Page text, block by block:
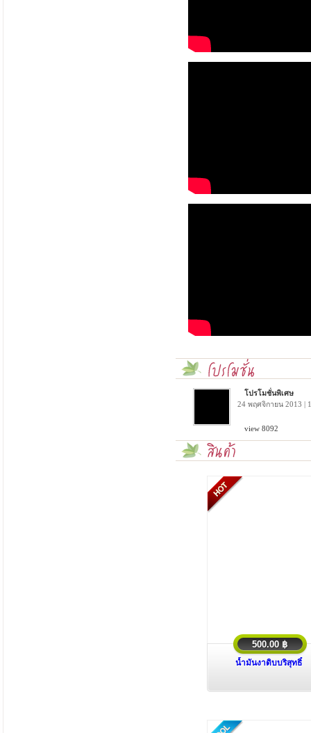
โปรโมชั่นพิเศษ
24 พฤศจิกายน 2013 |
view 8092
500.00 ฿
น้ำมันงาดิบบริสุทธิ์